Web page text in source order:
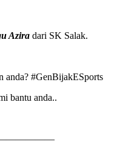
Azira dari SK Salak.
anda? #GenBijakESports
bantu anda..